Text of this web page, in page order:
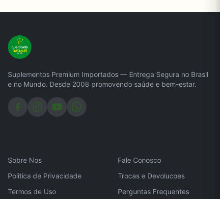
Suplementos Premium Importados — Entrega Segura no Brasil
e no Mundo. Desde 2008 promovendo saúde e bem-estar.
Sobre Nos
Politica de Privacidade
Termos de Uso
Fale Conosco
Trocas e Devolucoes
Perguntas Frequentes